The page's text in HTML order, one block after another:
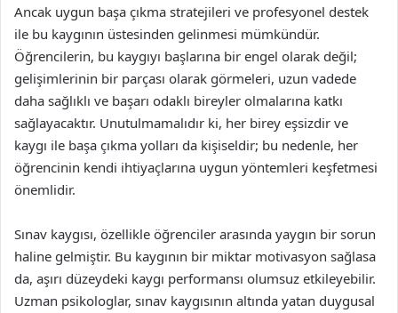
Ancak uygun başa çıkma stratejileri ve profesyonel destek
ile bu kaygının üstesinden gelinmesi mümkündür.
Öğrencilerin, bu kaygıyı başlarına bir engel olarak değil;
gelişimlerinin bir parçası olarak görmeleri, uzun vadede
daha sağlıklı ve başarı odaklı bireyler olmalarına katkı
sağlayacaktır. Unutulmamalıdır ki, her birey eşsizdir ve
kaygı ile başa çıkma yolları da kişiseldir; bu nedenle, her
öğrencinin kendi ihtiyaçlarına uygun yöntemleri keşfetmesi
önemlidir.
Sınav kaygısı, özellikle öğrenciler arasında yaygın bir sorun
haline gelmiştir. Bu kaygının bir miktar motivasyon sağlasa
da, aşırı düzeydeki kaygı performansı olumsuz etkileyebilir.
Uzman psikologlar, sınav kaygısının altında yatan duygusal